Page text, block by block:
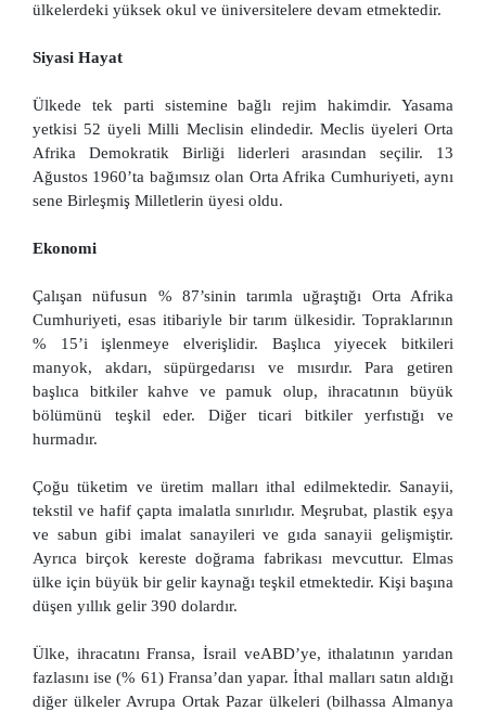
ülkelerdeki yüksek okul ve üniversitelere devam etmektedir.
Siyasi Hayat
Ülkede tek parti sistemine bağlı rejim hakimdir. Yasama
yetkisi 52 üyeli Milli Meclisin elindedir. Meclis üyeleri Orta
Afrika Demokratik Birliği liderleri arasından seçilir. 13
Ağustos 1960’ta bağımsız olan Orta Afrika Cumhuriyeti, aynı
sene Birleşmiş Milletlerin üyesi oldu.
Ekonomi
Çalışan nüfusun % 87’sinin tarımla uğraştığı Orta Afrika
Cumhuriyeti, esas itibariyle bir tarım ülkesidir. Topraklarının
% 15’i işlenmeye elverişlidir. Başlıca yiyecek bitkileri
manyok, akdarı, süpürgedarısı ve mısırdır. Para getiren
başlıca bitkiler kahve ve pamuk olup, ihracatının büyük
bölümünü teşkil eder. Diğer ticari bitkiler yerfıstığı ve
hurmadır.
Çoğu tüketim ve üretim malları ithal edilmektedir. Sanayii,
tekstil ve hafif çapta imalatla sınırlıdır. Meşrubat, plastik eşya
ve sabun gibi imalat sanayileri ve gıda sanayii gelişmiştir.
Ayrıca birçok kereste doğrama fabrikası mevcuttur. Elmas
ülke için büyük bir gelir kaynağı teşkil etmektedir. Kişi başına
düşen yıllık gelir 390 dolardır.
Ülke, ihracatını Fransa, İsrail veABD’ye, ithalatının yarıdan
fazlasını ise (% 61) Fransa’dan yapar. İthal malları satın aldığı
diğer ülkeler Avrupa Ortak Pazar ülkeleri (bilhassa Almanya